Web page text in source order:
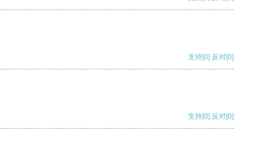
支持[0] 反对[0]
支持[0] 反对[0]